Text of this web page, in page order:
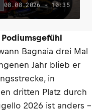
08.08.2026 - 10:35
Bagnaia drei Mal
Jahr blieb er
in
dritten Platz durch
2026 ist anders –